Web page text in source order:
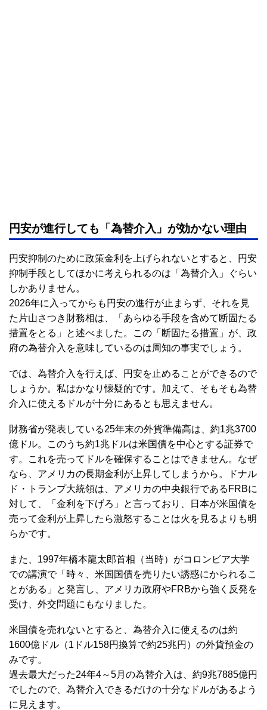
円安が進行しても「為替介入」が効かない理由
円安抑制のために政策金利を上げられないとすると、円安
抑制手段としてほかに考えられるのは「為替介入」ぐらい
しかありません。
2026年に入ってからも円安の進行が止まらず、それを見
た片山さつき財務相は、「あらゆる手段を含めて断固たる
措置をとる」と述べました。この「断固たる措置」が、政
府の為替介入を意味しているのは周知の事実でしょう。
では、為替介入を行えば、円安を止めることができるので
しょうか。私はかなり懐疑的です。加えて、そもそも為替
介入に使えるドルが十分にあるとも思えません。
財務省が発表している25年末の外貨準備高は、約1兆3700
億ドル。このうち約1兆ドルは米国債を中心とする証券で
す。これを売ってドルを確保することはできません。なぜ
なら、アメリカの長期金利が上昇してしまうから。ドナル
ド・トランプ大統領は、アメリカの中央銀行であるFRBに
対して、「金利を下げろ」と言っており、日本が米国債を
売って金利が上昇したら激怒することは火を見るよりも明
らかです。
また、1997年橋本龍太郎首相（当時）がコロンビア大学
での講演で「時々、米国国債を売りたい誘惑にかられるこ
とがある」と発言し、アメリカ政府やFRBから強く反発を
受け、外交問題にもなりました。
米国債を売れないとすると、為替介入に使えるのは約
1600億ドル（1ドル158円換算で約25兆円）の外貨預金の
みです。
過去最大だった24年4～5月の為替介入は、約9兆7885億円
でしたので、為替介入できるだけの十分なドルがあるよう
に見えます。